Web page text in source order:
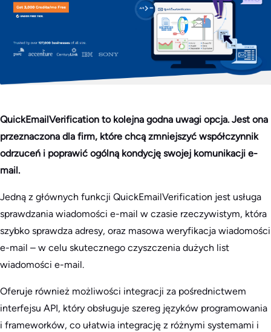
QuickEmailVerification to kolejna godna uwagi opcja. Jest ona
przeznaczona dla firm, które chcą zmniejszyć współczynnik
odrzuceń i poprawić ogólną kondycję swojej komunikacji e-
mail.
Jedną z głównych funkcji QuickEmailVerification jest usługa
sprawdzania wiadomości e-mail w czasie rzeczywistym, która
szybko sprawdza adresy, oraz masowa weryfikacja wiadomości
e-mail – w celu skutecznego czyszczenia dużych list
wiadomości e-mail.
Oferuje również możliwości integracji za pośrednictwem
interfejsu API, który obsługuje szereg języków programowania
i frameworków, co ułatwia integrację z różnymi systemami i